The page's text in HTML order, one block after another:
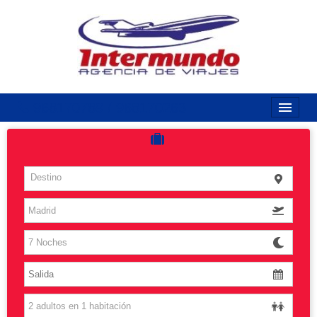
Costas
Vuelos
Islas
Caribe
Grandes Viajes
Destino